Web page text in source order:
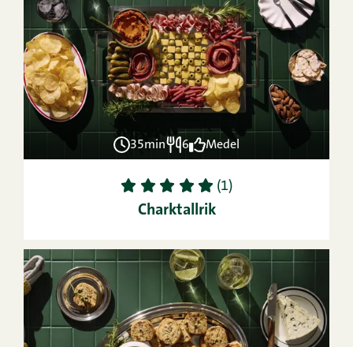
35min 6 Medel
1 2 3 4 5 (1)
Charktallrik